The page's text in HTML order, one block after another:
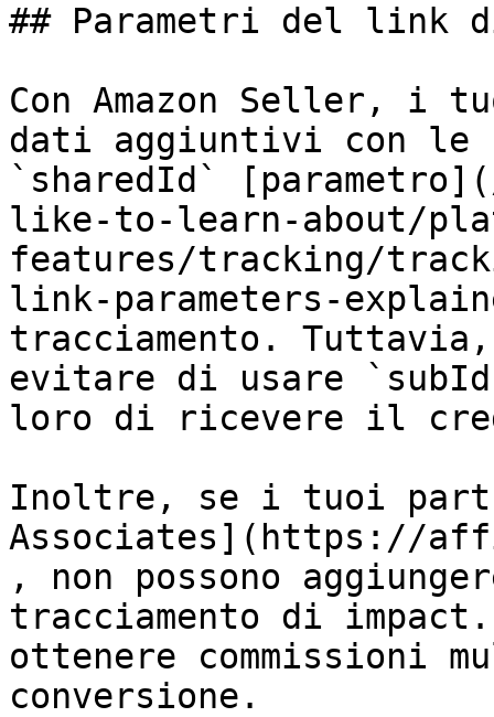
## Parametri del link
Con Amazon Seller, i
dati aggiuntivi con le
`sharedId`
like-to-learn-about/
features/tracking/
link-parameters-
tracciamento.
evitare di usare
loro di ricevere il
Inoltre, se i tuoi
Associates](https://
, non possono
tracciamento di
ottenere commissioni
conversione.